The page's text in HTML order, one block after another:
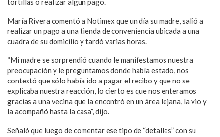
tortillas o realizar algún pago.
María Rivera comentó a Notimex que un día su madre, salió a
realizar un pago a una tienda de conveniencia ubicada a una
cuadra de su domicilio y tardó varias horas.
“Mi madre se sorprendió cuando le manifestamos nuestra
preocupación y le preguntamos donde había estado, nos
contestó que sólo había ido a pagar el recibo y que no se
explicaba nuestra reacción, lo cierto es que nos enteramos
gracias a una vecina que la encontró en un área lejana, la vio y
la acompañó hasta la casa”, dijo.
Señaló que luego de comentar ese tipo de “detalles” con su